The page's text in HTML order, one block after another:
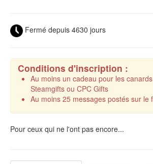
Fermé depuis 4630 jours
Conditions d'inscription :
Au moins un cadeau pour les
Steamgifts ou CPC Gifts
Au moins 25 messages postés sur le
Pour ceux qui ne l'ont pas encore...